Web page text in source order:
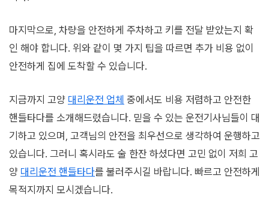
마지막으로, 차량을 안전하게 주차하고 키를 전달 받았는지 확
인 해야 합니다. 위와 같이 몇 가지 팁을 따르면 추가 비용 없이
안전하게 집에 도착할 수 있습니다.
지금까지 고양 대리운전 업체 중에서도 비용 저렴하고 안전한
핸들타다를 소개해드렸습니다. 믿을 수 있는 운전기사님들이 대
기하고 있으며, 고객님의 안전을 최우선으로 생각하여 운행하고
있습니다. 그러니 혹시라도 술 한잔 하셨다면 고민 없이 저희 고
양 대리운전 핸들타다를 불러주시길 바랍니다. 빠르고 안전하게
목적지까지 모시겠습니다.